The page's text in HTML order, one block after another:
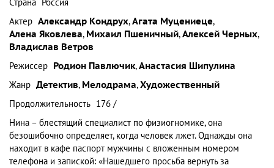
Страна Россия
Актер Александр Кондрух,Агата Муцениеце,
Алена Яковлева, Михаил Пшеничный,Алексей Черных,
Владислав Ветров
Режиссер Родион Павлючик,Анастасия Шипулина
Жанр Детектив, Мелодрама,Художественный
Продолжительность 176 /
Нина – блестящий специалист по физиогномике, она
безошибочно определяет, когда человек лжет. Однажды она
находит в кафе паспорт мужчины с вложенным номером
телефона и запиской: «Нашедшего просьба вернуть за